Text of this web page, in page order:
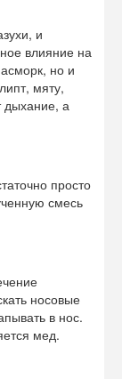
и
влияние на
но и
мяту,
дыхание, а
просто
смесь
носовые
в нос.
мед.